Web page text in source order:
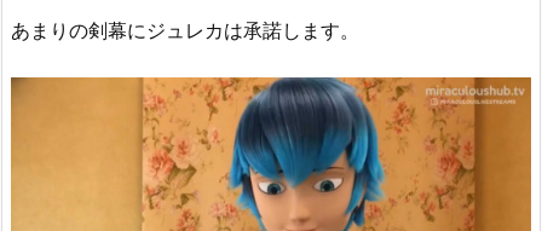
あまりの剣幕にジュレカは承諾します。